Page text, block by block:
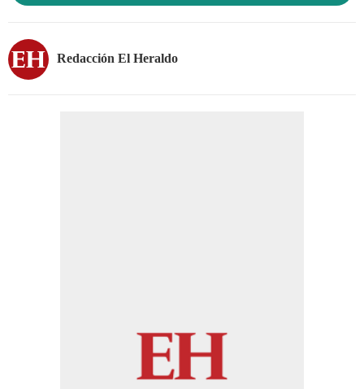
Redacción El Heraldo